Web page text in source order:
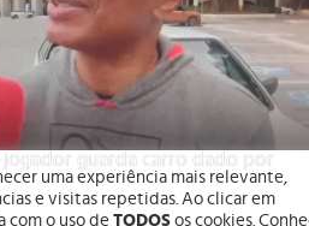
guarda carro dado por
uma experiência mais relevante,
e visitas repetidas. Ao clicar em
com o uso de TODOSos cookies.